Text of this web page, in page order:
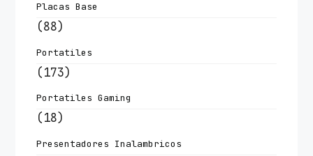
Placas Base
(88)
Portatiles
(173)
Portatiles Gaming
(18)
Presentadores Inalambricos